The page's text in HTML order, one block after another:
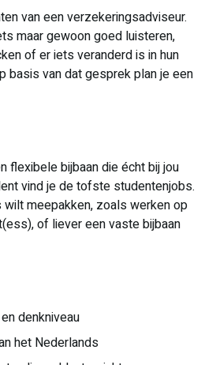
van een verzekeringsadviseur.
maar gewoon goed luisteren,
of er iets veranderd is in hun
basis van dat gesprek plan je een
adviseur als daar behoefte aan is.
bellijst en wordt ingewerkt
Dit gebeurd op kantoor in
De werktijden zijn van
tussen 10.00-20.00 uur en
17.00 uur. Belangrijk is dat je
kunt werken (een dienst is
6 uur per week. Meer werken
flexibele bijbaan die écht bij jou
vind je de tofste studentenjobs.
meepakken, zoals werken op
of liever een vaste bijbaan
wij denken hierover graag
je zelf wanneer je werkt en kies
(bij)banen, van eenmalige
Of je nu wilt bijverdienen
wilt nemen op je carrière, wij
en eenvoudig aan de slag kunt al
denkniveau
het Nederlands